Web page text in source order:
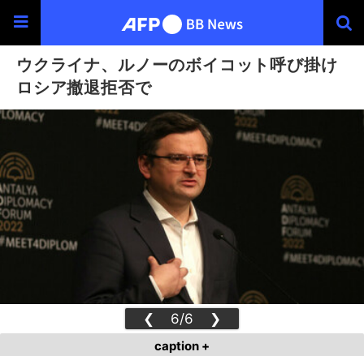
ウクライナ、ルノーのボイコット呼び掛け
ロシア撤退拒否で
❮ 6/6 ❯
caption +